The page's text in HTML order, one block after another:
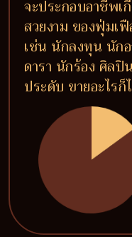
จะประกอบอาชีพเ
สวยงาม ของฟุ่มเ
เช่น นักลงทุน นัก
ดารา นักร้อง ศิลปิ
ประดับ ขายอะไร